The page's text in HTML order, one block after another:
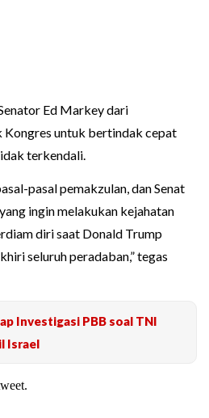
Ed Markey dari
Kongres untuk bertindak cepat
terkendali.
pasal pemakzulan, dan Senat
ingin melakukan kejahatan
diri saat Donald Trump
seluruh peradaban,” tegas
Investigasi PBB soal TNI
Israel